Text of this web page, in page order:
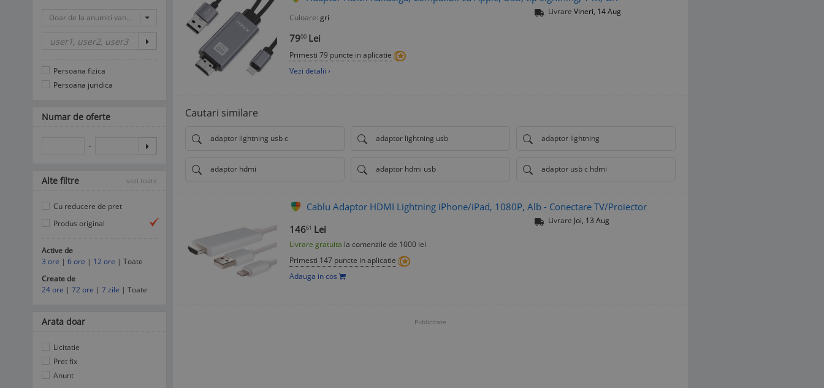
Culoare: gri
7900 Lei
Primesti 79 puncte in aplicatie
Vezi detalii ›
Livrare Vineri, 14 Aug
Cautari similare
adaptor lightning usb c adaptor lightning usb adaptor lightning
adaptor hdmi adaptor hdmi usb adaptor usb c hdmi
Cablu Adaptor HDMI Lightning iPhone/iPad, 1080P, Alb - Conectare TV/Proiector
14661 Lei
Livrare gratuita la comenzile de 1000 lei
Primesti 147 puncte in aplicatie
Adauga in cos
Livrare Joi, 13 Aug
Publicitate
Doar de la anumiti vanzatori
Persoana fizica
Persoana juridica
Numar de oferte
-
Alte filtre vezi toate
Cu reducere de pret
Produs original
Active de
3 ore | 6 ore | 12 ore | Toate
Create de
24 ore | 72 ore | 7 zile | Toate
Arata doar
Licitatie
Pret fix
Anunt